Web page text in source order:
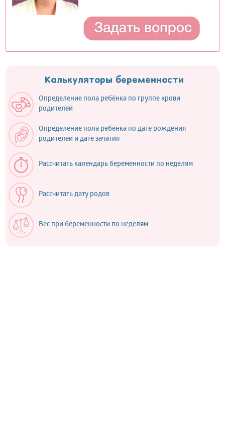
Калькуляторы беременности
Определение пола ребёнка по группе крови
родителей
Определение пола ребёнка по дате рождения
родителей и дате зачатия
Рассчитать календарь беременности по неделям
Рассчитать дату родов
Вес при беременности по неделям